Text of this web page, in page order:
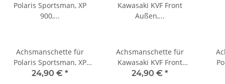
Achsmanschette für
Polaris Sportsman, XP
900, Scrambler 19 mm x
24,90 € *
Achsmanschette für
Kawasaki KVF Front
Außen, (Radseite) 19-
24,90 € *